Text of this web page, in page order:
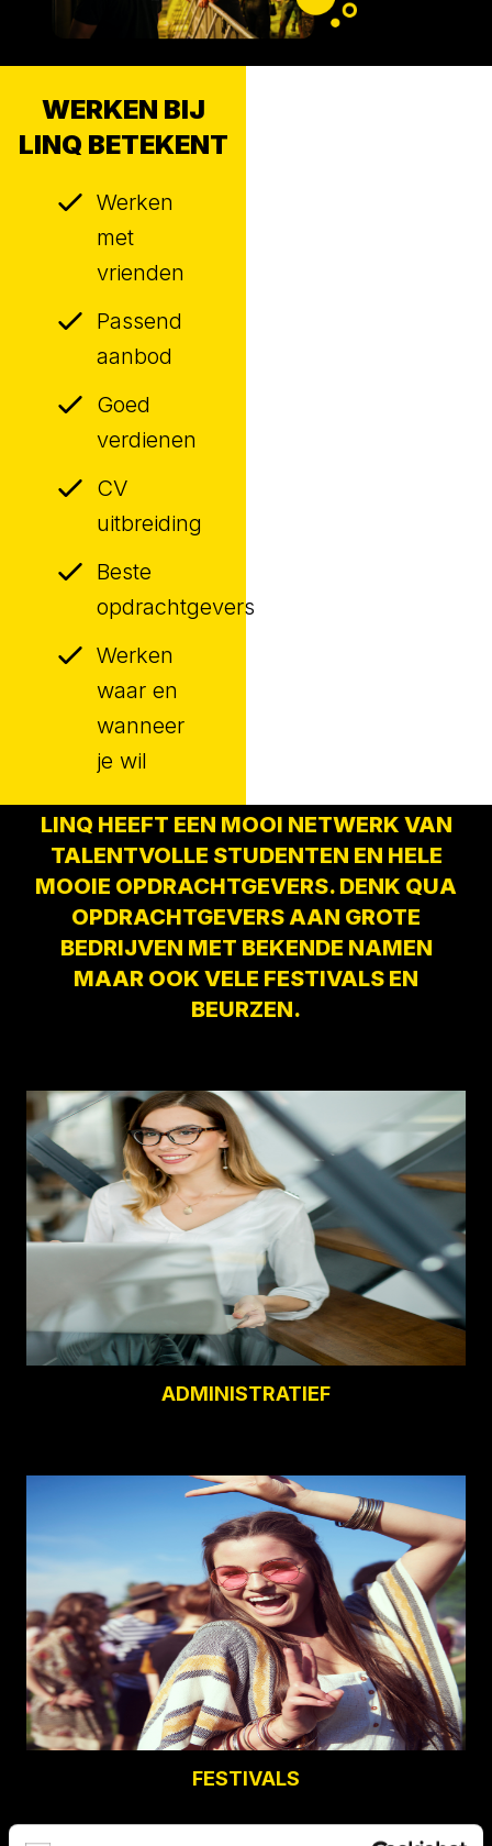
WERKEN BIJ
LINQ BETEKENT
Werken
met
vrienden
Passend
aanbod
Goed
verdienen
CV
uitbreiding
Beste
opdrachtgevers
Werken
waar en
wanneer
je wil
LINQ HEEFT EEN MOOI NETWERK VAN
TALENTVOLLE STUDENTEN EN HELE
MOOIE OPDRACHTGEVERS. DENK QUA
OPDRACHTGEVERS AAN GROTE
BEDRIJVEN MET BEKENDE NAMEN
MAAR OOK VELE FESTIVALS EN
BEURZEN.
ADMINISTRATIEF
FESTIVALS